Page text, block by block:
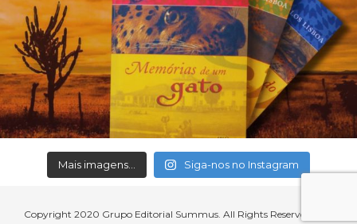
Mais imagens... Siga-nos no Instagram
Copyright 2020 Grupo Editorial Summus. All Rights Reserved.